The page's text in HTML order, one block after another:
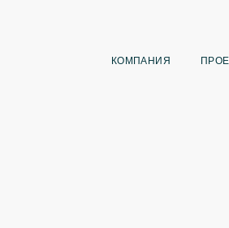
КОМПАНИЯ